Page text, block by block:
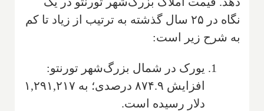
نگاه در ۲۵ سال گذشته به ترتیب از زیاد تا کم
به شرح زیر است:
یورک در شمال بزرگ‌شهر تورنتو:
افزایش ۸۷۴.۹ درصدی؛ به ۱,۲۹۱,۲۱۷
دلار رسیده است.